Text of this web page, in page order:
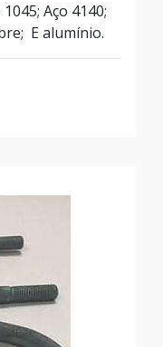
Aço 4140;
E alumínio.